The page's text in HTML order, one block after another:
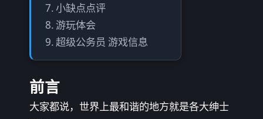
小缺点点评
游玩体会
超级公务员 游戏信息
前言
大家都说，世界上最和谐的地方就是各大绅士